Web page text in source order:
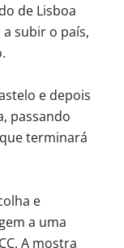
de Lisboa
subir o país,
e depois
passando
terminará
e
a uma
A mostra